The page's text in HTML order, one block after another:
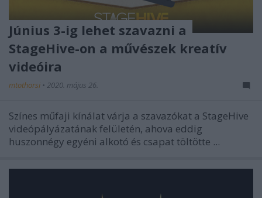
Június 3-ig lehet szavazni a
StageHive-on a művészek kreatív
videóira
mtothorsi • 2020. május 26.
Színes műfaji kínálat várja a szavazókat a StageHive
videópályázatának felületén, ahova eddig
huszonnégy egyéni alkotó és csapat töltötte ...